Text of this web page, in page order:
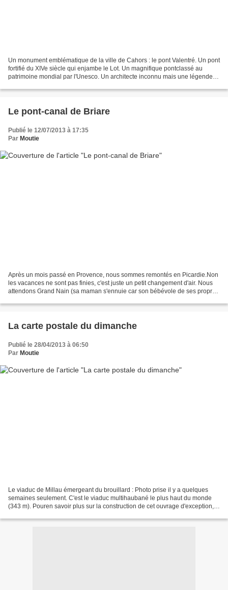
Un monument emblématique de la ville de Cahors : le pont Valentré. Un pont
fortifié du XIVe siècle qui enjambe le Lot. Un magnifique pontclassé au
patrimoine mondial par l'Unesco. Un architecte inconnu mais une légende
Le pont-canal de Briare
Publié le 12/07/2013 à 17:35
Par Moutie
Après un mois passé en Provence, nous sommes remontés en Picardie.Non
les vacances ne sont pas finies, c'est juste un petit changement d'air. Nous
attendons Grand Nain (sa maman s'ennuie car son bébévole de ses propres
La carte postale du dimanche
Publié le 28/04/2013 à 06:50
Par Moutie
Le viaduc de Millau émergeant du brouillard : Photo prise il y a quelques
semaines seulement. C'est le viaduc multihaubané le plus haut du monde
(343 m). Pouren savoir plus sur la construction de cet ouvrage d'exception,